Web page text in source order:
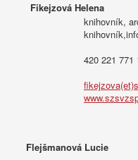
Fikejzová Helena
knihovník,
420 221 771
Flejšmanová Lucie